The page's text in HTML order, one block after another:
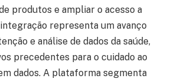
produtos e ampliar o acesso a
representa um avanço
e análise de dados da saúde,
precedentes para o cuidado ao
dados. A plataforma segmenta